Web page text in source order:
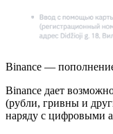
Binance —
Binance дает
(рубли, гривны и
наряду с цифровыми